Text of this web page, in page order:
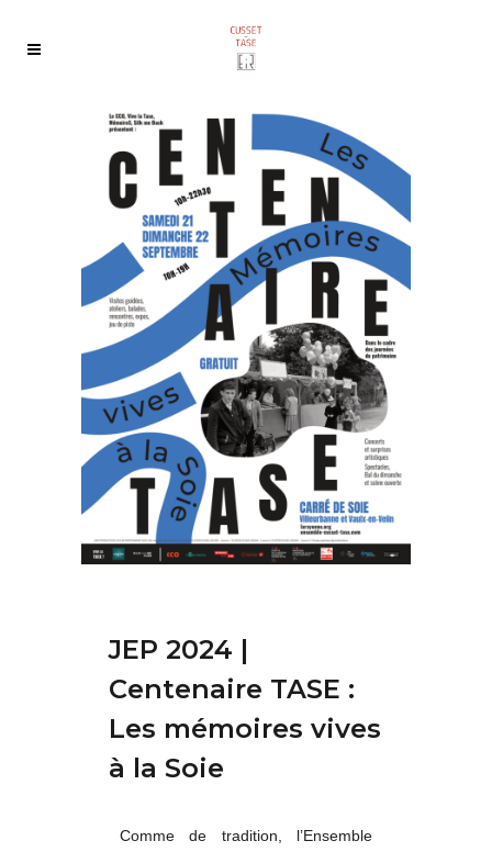
JEP 2024 |
Centenaire TASE :
Les mémoires vives
à la Soie
Comme de tradition, l’Ensemble